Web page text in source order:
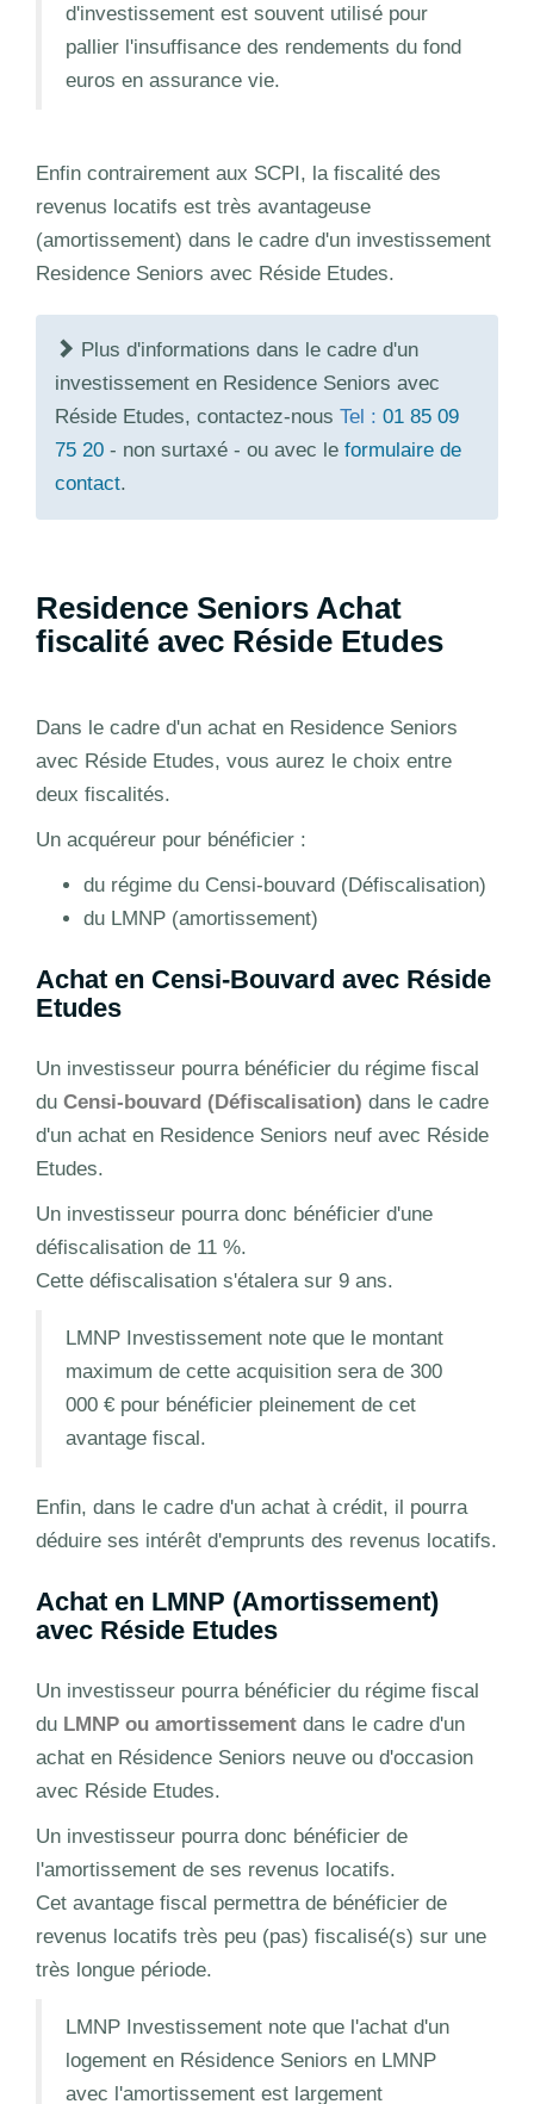
d'investissement est souvent utilisé pour
pallier l'insuffisance des rendements du fond
euros en assurance vie.
Enfin contrairement aux SCPI, la fiscalité des
revenus locatifs est très avantageuse
(amortissement) dans le cadre d'un investissement
Residence Seniors avec Réside Etudes.
Plus d'informations dans le cadre d'un
investissement en Residence Seniors avec
Réside Etudes, contactez-nous Tel : 01 85 09
75 20 - non surtaxé - ou avec le formulaire de
contact.
Residence Seniors Achat
fiscalité avec Réside Etudes
Dans le cadre d'un achat en Residence Seniors
avec Réside Etudes, vous aurez le choix entre
deux fiscalités.
Un acquéreur pour bénéficier :
du régime du Censi-bouvard (Défiscalisation)
du LMNP (amortissement)
Achat en Censi-Bouvard avec Réside
Etudes
Un investisseur pourra bénéficier du régime fiscal
du Censi-bouvard (Défiscalisation) dans le cadre
d'un achat en Residence Seniors neuf avec Réside
Etudes.
Un investisseur pourra donc bénéficier d'une
défiscalisation de 11 %.
Cette défiscalisation s'étalera sur 9 ans.
LMNP Investissement note que le montant
maximum de cette acquisition sera de 300
000 € pour bénéficier pleinement de cet
avantage fiscal.
Enfin, dans le cadre d'un achat à crédit, il pourra
déduire ses intérêt d'emprunts des revenus locatifs.
Achat en LMNP (Amortissement)
avec Réside Etudes
Un investisseur pourra bénéficier du régime fiscal
du LMNP ou amortissement dans le cadre d'un
achat en Résidence Seniors neuve ou d'occasion
avec Réside Etudes.
Un investisseur pourra donc bénéficier de
l'amortissement de ses revenus locatifs.
Cet avantage fiscal permettra de bénéficier de
revenus locatifs très peu (pas) fiscalisé(s) sur une
très longue période.
LMNP Investissement note que l'achat d'un
logement en Résidence Seniors en LMNP
avec l'amortissement est largement